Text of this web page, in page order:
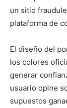
un sitio
plataforma de
El diseño del
los colores
generar
usuario opine
supuestos